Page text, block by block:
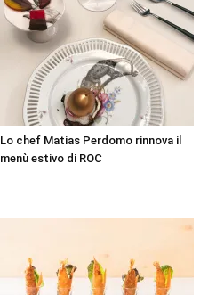
Lo chef Matias Perdomo rinnova il
menù estivo di ROC